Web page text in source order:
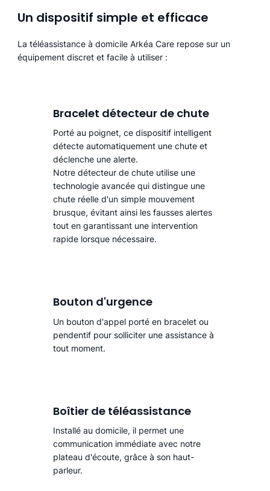
Un dispositif simple et efficace
La téléassistance à domicile Arkéa Care repose sur un
équipement discret et facile à utiliser :
Bracelet détecteur de chute
Porté au poignet, ce dispositif intelligent
détecte automatiquement une chute et
déclenche une alerte.​
Notre détecteur de chute utilise une
technologie avancée qui distingue une
chute réelle d'un simple mouvement
brusque, évitant ainsi les fausses alertes
tout en garantissant une intervention
rapide lorsque nécessaire.
Bouton d'urgence
Un bouton d'appel porté en bracelet ou
pendentif pour solliciter une assistance à
tout moment.
Boîtier de téléassistance
Installé au domicile, il permet une
communication immédiate avec notre
plateau d'écoute, grâce à son haut-
parleur.